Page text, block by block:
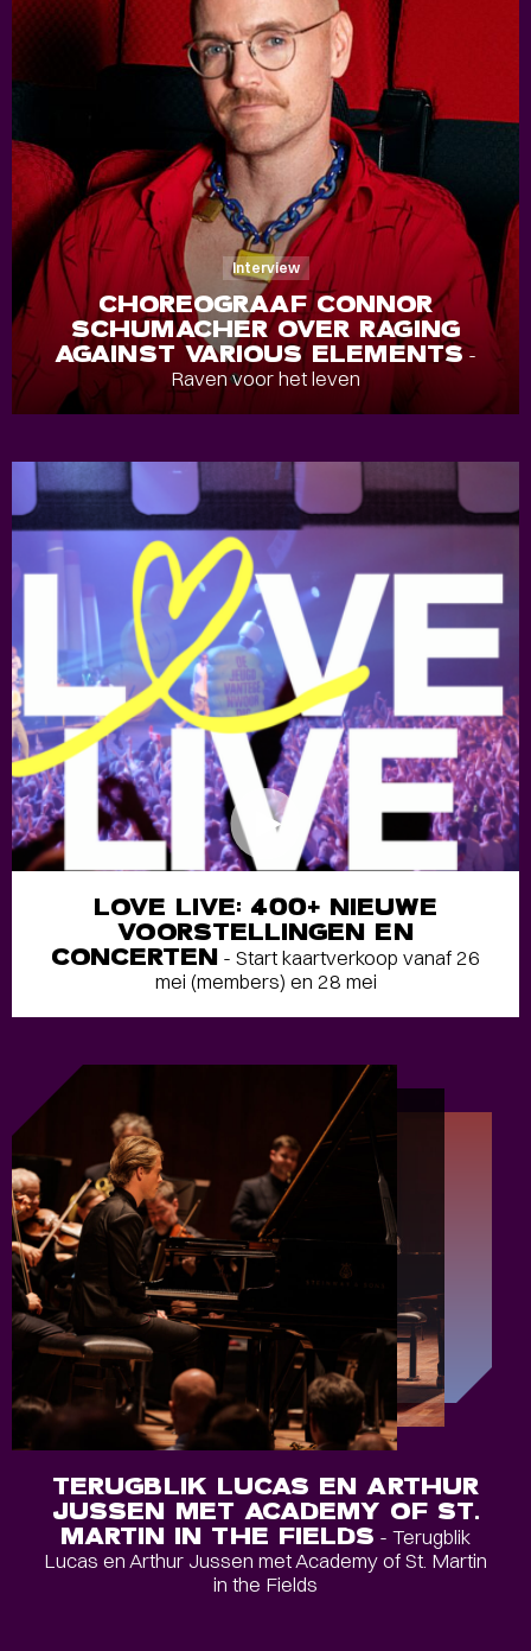
Interview
CHOREOGRAAF CONNOR
SCHUMACHER OVER RAGING
AGAINST VARIOUS ELEMENTS-
Raven voor het leven
LOVE LIVE: 400+ NIEUWE
VOORSTELLINGEN EN
CONCERTEN - Start kaartverkoop vanaf 26
mei (members) en 28 mei
TERUGBLIK LUCAS EN ARTHUR
JUSSEN MET ACADEMY OF ST.
MARTIN IN THE FIELDS - Terugblik
Lucas en Arthur Jussen met Academy of St. Martin
in the Fields